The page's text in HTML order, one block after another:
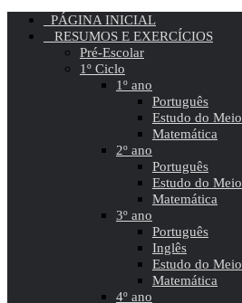
PÁGINA INICIAL
RESUMOS E EXERCÍCIOS
Pré-Escolar
1º Ciclo
1º ano
Português
Estudo do Meio
Matemática
2º ano
Português
Estudo do Meio
Matemática
3º ano
Português
Inglês
Estudo do Meio
Matemática
4º ano